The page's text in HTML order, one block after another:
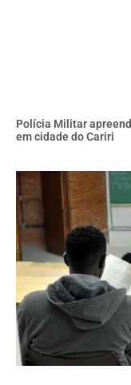
Polícia Militar
em cidade do Cariri